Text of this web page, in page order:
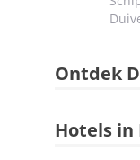
Ontdek
Hotels in